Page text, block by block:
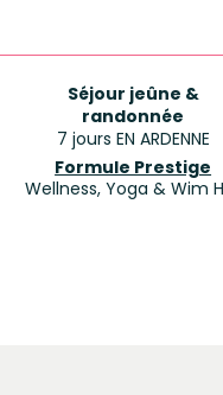
Séjour jeûne &
randonnée
7 jours EN ARDENNE
Formule Prestige
Wellness, Yoga & Wim